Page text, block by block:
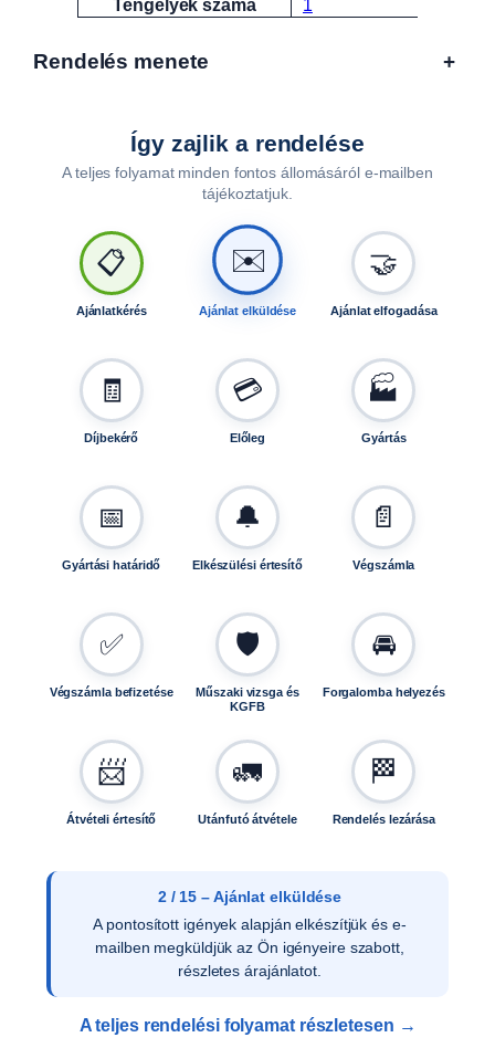
Tengelyek száma
1
Rendelés menete +
Így zajlik a rendelése
A teljes folyamat minden fontos állomásáról e-mailben
tájékoztatjuk.
📋
Ajánlatkérés
✉️
Ajánlat elküldése
🤝
Ajánlat elfogadása
🧾
Díjbekérő
💳
Előleg
🏭
Gyártás
📅
Gyártási határidő
🔔
Elkészülési értesítő
📄
Végszámla
✅
Végszámla befizetése
🛡️
Műszaki vizsga és
KGFB
🚘
Forgalomba helyezés
📨
Átvételi értesítő
🚛
Utánfutó átvétele
🏁
Rendelés lezárása
2 / 15 – Ajánlat elküldése
A pontosított igények alapján elkészítjük és e-
mailben megküldjük az Ön igényeire szabott,
részletes árajánlatot.
A teljes rendelési folyamat részletesen →